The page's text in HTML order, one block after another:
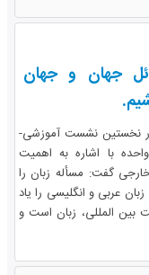
جهان و جهان
نخستین نشست آموزشی-
با اشاره به اهمیت
خارجی گفت: مسأله زبان را
عربی و انگلیسی را یاد
بین المللی، زبان است و